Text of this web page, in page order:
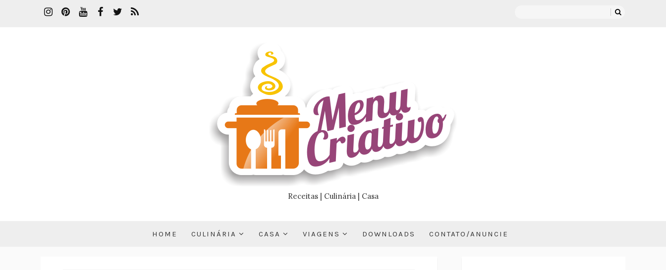
Receitas | Culinária | Casa
HOME CULINÁRIA CASA VIAGENS DOWNLOADS CONTATO/ANUNCIE